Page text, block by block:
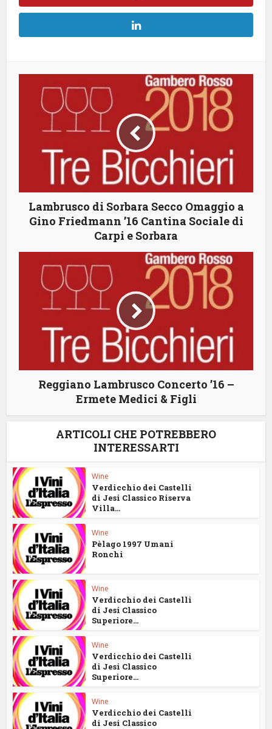
Lambrusco di Sorbara Secco Omaggio a
Gino Friedmann ’16 Cantina Sociale di
Carpi e Sorbara
Reggiano Lambrusco Concerto ’16 –
Ermete Medici & Figli
ARTICOLI CHE POTREBBERO
INTERESSARTI
Wine
Verdicchio dei Castelli
di Jesi Classico Riserva
Villa...
Wine
Pèlago 1997 Umani
Ronchi
Wine
Verdicchio dei Castelli
di Jesi Classico
Superiore...
Wine
Verdicchio dei Castelli
di Jesi Classico
Superiore...
Wine
Verdicchio dei Castelli
di Jesi Classico